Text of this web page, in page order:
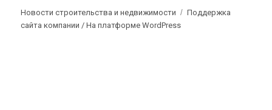
Новости строительства и недвижимости
Поддержка
сайта компании /На платформе WordPress